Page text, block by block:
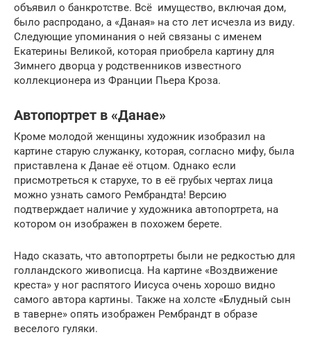
объявил о банкротстве. Всё имущество, включая дом,
было распродано, а «Даная» на сто лет исчезла из виду.
Следующие упоминания о ней связаны с именем
Екатерины Великой, которая приобрела картину для
Зимнего дворца у родственников известного
коллекционера из Франции Пьера Кроза.
Автопортрет в «Данае»
Кроме молодой женщины художник изобразил на
картине старую служанку, которая, согласно мифу, была
приставлена к Данае её отцом. Однако если
присмотреться к старухе, то в её грубых чертах лица
можно узнать самого Рембрандта! Версию
подтверждает наличие у художника автопортрета, на
котором он изображен в похожем берете.
Надо сказать, что автопортреты были не редкостью для
голландского живописца. На картине «Воздвижение
креста» у ног распятого Иисуса очень хорошо видно
самого автора картины. Также на холсте «Блудный сын
в таверне» опять изображен Рембрандт в образе
веселого гуляки.